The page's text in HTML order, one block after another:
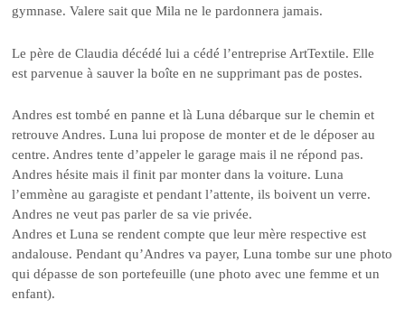
gymnase. Valere sait que Mila ne le pardonnera jamais.
Le père de Claudia décédé lui a cédé l’entreprise ArtTextile. Elle
est parvenue à sauver la boîte en ne supprimant pas de postes.
Andres est tombé en panne et là Luna débarque sur le chemin et
retrouve Andres. Luna lui propose de monter et de le déposer au
centre. Andres tente d’appeler le garage mais il ne répond pas.
Andres hésite mais il finit par monter dans la voiture. Luna
l’emmène au garagiste et pendant l’attente, ils boivent un verre.
Andres ne veut pas parler de sa vie privée.
Andres et Luna se rendent compte que leur mère respective est
andalouse. Pendant qu’Andres va payer, Luna tombe sur une photo
qui dépasse de son portefeuille (une photo avec une femme et un
enfant).